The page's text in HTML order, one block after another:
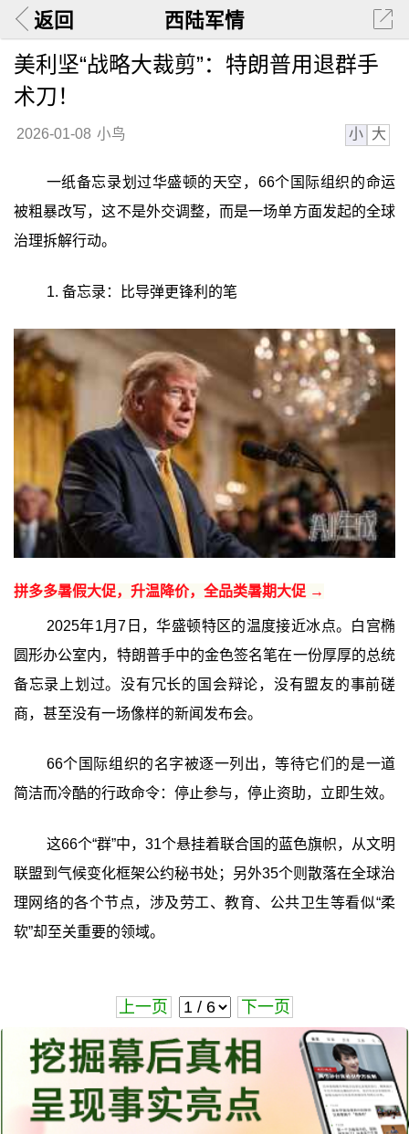
返回 西陆军情
美利坚“战略大裁剪”：特朗普用退群手
术刀！
2026-01-08 小鸟 小 大
一纸备忘录划过华盛顿的天空，66个国际组织的命运
被粗暴改写，这不是外交调整，而是一场单方面发起的全球
治理拆解行动。
1. 备忘录：比导弹更锋利的笔
拼多多暑假大促，升温降价，全品类暑期大促 →
2025年1月7日，华盛顿特区的温度接近冰点。白宫椭
圆形办公室内，特朗普手中的金色签名笔在一份厚厚的总统
备忘录上划过。没有冗长的国会辩论，没有盟友的事前磋
商，甚至没有一场像样的新闻发布会。
66个国际组织的名字被逐一列出，等待它们的是一道
简洁而冷酷的行政命令：停止参与，停止资助，立即生效。
这66个“群”中，31个悬挂着联合国的蓝色旗帜，从文明
联盟到气候变化框架公约秘书处；另外35个则散落在全球治
理网络的各个节点，涉及劳工、教育、公共卫生等看似“柔
软”却至关重要的领域。
上一页 下一页